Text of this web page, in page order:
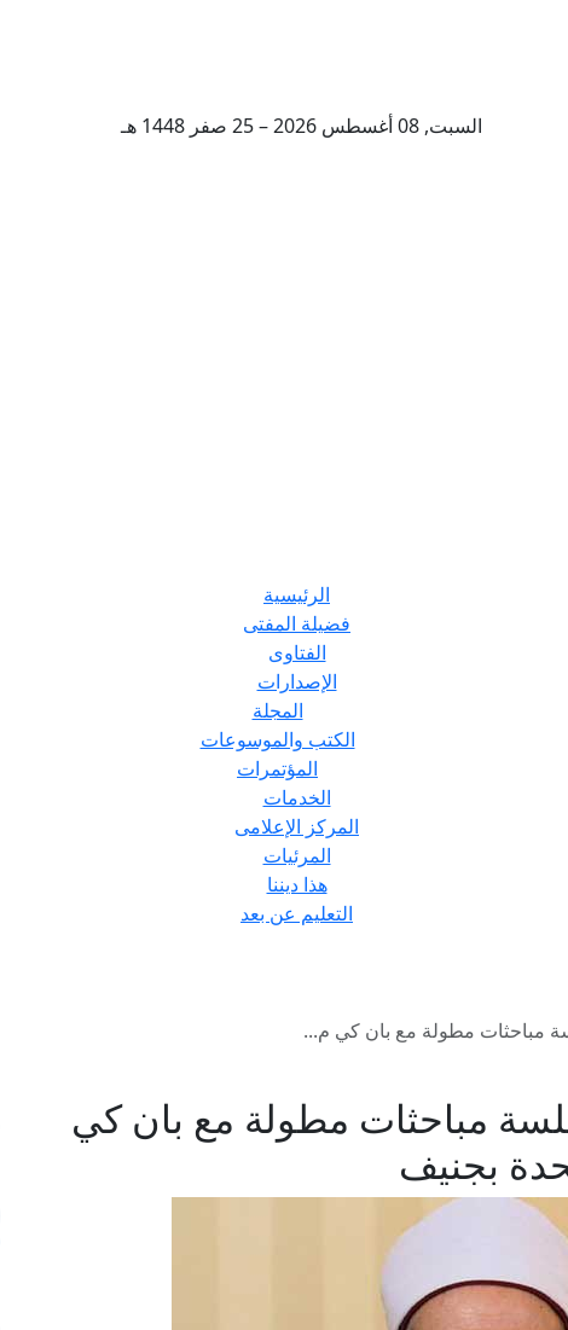
السبت, 08 أغسطس 2026 – 25 صفر 1448 هـ
الرئيسية
فضيلة المفتى
الفتاوى
الإصدارات
المجلة
الكتب والموسوعات
المؤتمرات
الخدمات
المركز الإعلامى
المرئيات
هذا ديننا
التعليم عن بعد
مباحثات مطولة مع بان كي م...
مباحثات مطولة مع بان كي
بجنيف